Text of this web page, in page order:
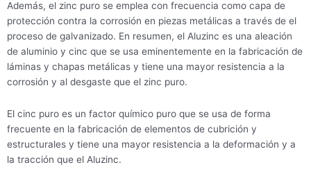
Además, el zinc puro se emplea con frecuencia como capa de
protección contra la corrosión en piezas metálicas a través de el
proceso de galvanizado. En resumen, el Aluzinc es una aleación
de aluminio y cinc que se usa eminentemente en la fabricación de
láminas y chapas metálicas y tiene una mayor resistencia a la
corrosión y al desgaste que el zinc puro.
El cinc puro es un factor químico puro que se usa de forma
frecuente en la fabricación de elementos de cubrición y
estructurales y tiene una mayor resistencia a la deformación y a
la tracción que el Aluzinc.